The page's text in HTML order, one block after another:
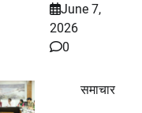
June 7,
2026
0
समाचार